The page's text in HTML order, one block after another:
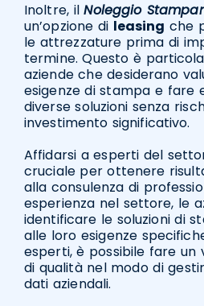
Inoltre, ilNoleggio
un’opzione di leasing che
le attrezzature prima di
termine. Questo è
aziende che desiderano
esigenze di stampa e fare
diverse soluzioni senza
investimento significativo.
Affidarsi a esperti del
cruciale per ottenere
alla consulenza di
esperienza nel settore, le
identificare le soluzioni di
alle loro esigenze
esperti, è possibile fare
di qualità nel modo di
dati aziendali.